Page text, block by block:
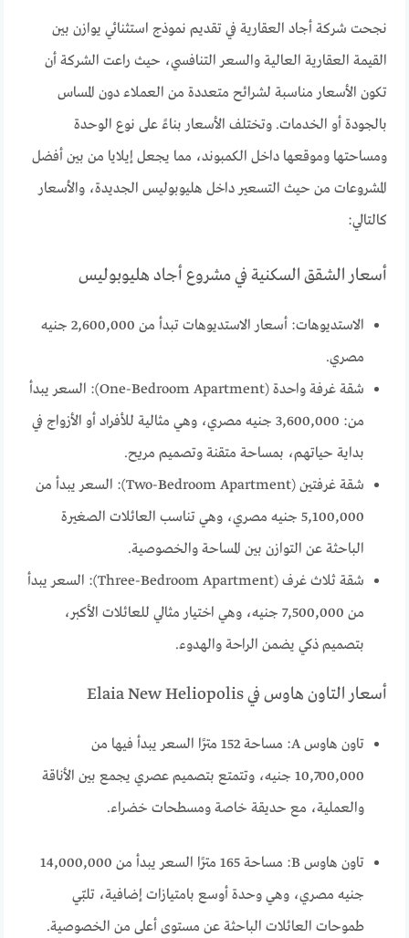
نجحت شركة أجاد العقارية في تقديم نموذج استثنائي يوازن بين
القيمة العقارية العالية والسعر التنافسي، حيث راعت الشركة أن
تكون الأسعار مناسبة لشرائح متعددة من العملاء دون المساس
بالجودة أو الخدمات. وتختلف الأسعار بناءً على نوع الوحدة
ومساحتها وموقعها داخل الكمبوند، مما يجعل إيلايا من بين أفضل
المشروعات من حيث التسعير داخل هليوبوليس الجديدة، والأسعار
كالتالي:
أسعار الشقق السكنية في مشروع أجاد هليوبوليس
الاستديوهات: أسعار الاستديوهات تبدأ من 2,600,000 جنيه
مصري.
شقة غرفة واحدة (One-Bedroom Apartment): السعر يبدأ
من: 3,600,000 جنيه مصري، وهي مثالية للأفراد أو الأزواج في
بداية حياتهم، بمساحة متقنة وتصميم مريح.
شقة غرفتين (Two-Bedroom Apartment): السعر يبدأ من
5,100,000 جنيه مصري، وهي تناسب العائلات الصغيرة
الباحثة عن التوازن بين المساحة والخصوصية.
شقة ثلاث غرف (Three-Bedroom Apartment): السعر يبدأ
من 7,500,000 جنيه، وهي اختيار مثالي للعائلات الأكبر،
بتصميم ذكي يضمن الراحة والهدوء.
أسعار التاون هاوس في Elaia New Heliopolis
تاون هاوس A: مساحة 152 مترًا السعر يبدأ فيها من
10,700,000 جنيه، وتتمتع بتصميم عصري يجمع بين الأناقة
والعملية، مع حديقة خاصة ومسطحات خضراء.
تاون هاوس B: مساحة 165 مترًا السعر يبدأ من 14,000,000
جنيه مصري، وهي وحدة أوسع بامتيازات إضافية، تلبّي
طموحات العائلات الباحثة عن مستوى أعلى من الخصوصية.